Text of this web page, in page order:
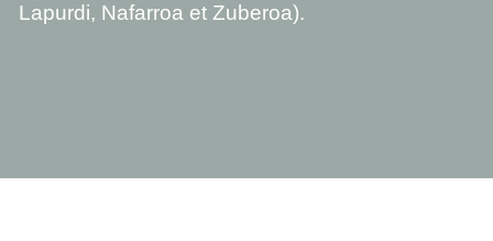
Lapurdi, Nafarroa et Zuberoa).